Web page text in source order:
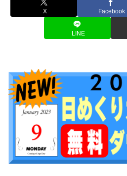
X Facebook
LINE